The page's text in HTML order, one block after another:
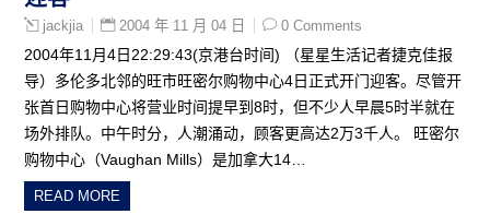
jackjia 2004 年 11 月 04 日 0 Comments
2004年11月4日22:29:43(京港台时间) （星星生活记者捷克佳报
导）多伦多北邻的旺市旺密尔购物中心4日正式开门迎客。尽管开
张首日购物中心将营业时间提早到8时，但不少人早晨5时半就在
场外排队。中午时分，人潮涌动，顾客更高达2万3千人。 旺密尔
购物中心（Vaughan Mills）是加拿大14…
READ MORE